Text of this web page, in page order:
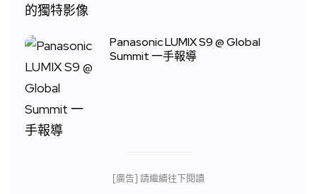
Panasonic LUMIX S9 @ Global
Summit 一手報導
[廣告] 請繼續往下閱讀